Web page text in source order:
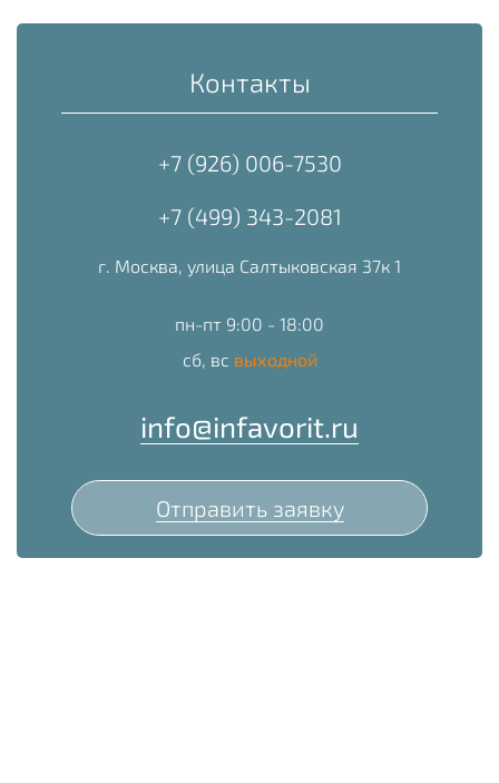
Контакты
+7 (926) 006-7530
+7 (499) 343-2081
г. Москва, улица Салтыковская 37к 1
пн-пт 9:00 - 18:00
сб, вс выходной
info@infavorit.ru
Отправить заявку